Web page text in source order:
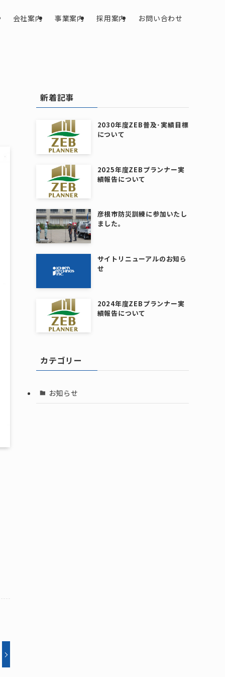
会社案内 事業案内 採用案内 お問い合わせ
新着記事
2030年度ZEB普及･実績目標
について
2025年度ZEBプランナー実
績報告について
彦根市防災訓練に参加いたし
ました。
サイトリニューアルのお知ら
せ
2024年度ZEBプランナー実
績報告について
カテゴリー
お知らせ